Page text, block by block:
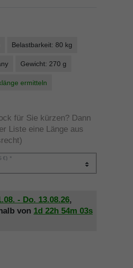
Belastbarkeit: 80 kg
Gewicht: 270 g
ermitteln
für Sie kürzen? Dann
Liste eine Länge aus
€) *
- Do. 13.08.26,
von 1d 22h 54m 03s